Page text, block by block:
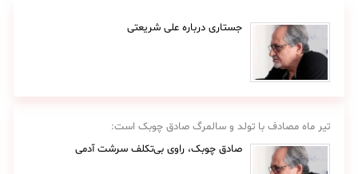
جستاری درباره علی شریعتی
تیر ماه مصادف با تولد و سالمرگ صادق چوبک است:
صادق چوبک، راوی بی‌تکلف سرشت آدمی